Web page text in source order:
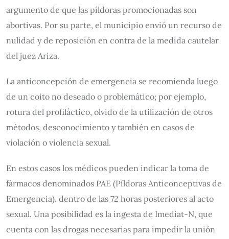
argumento de que las píldoras promocionadas son
abortivas. Por su parte, el municipio envió un recurso de
nulidad y de reposición en contra de la medida cautelar
del juez Ariza.
La anticoncepción de emergencia se recomienda luego
de un coito no deseado o problemático; por ejemplo,
rotura del profiláctico, olvido de la utilización de otros
métodos, desconocimiento y también en casos de
violación o violencia sexual.
En estos casos los médicos pueden indicar la toma de
fármacos denominados PAE (Píldoras Anticonceptivas de
Emergencia), dentro de las 72 horas posteriores al acto
sexual. Una posibilidad es la ingesta de Imediat-N, que
cuenta con las drogas necesarias para impedir la unión